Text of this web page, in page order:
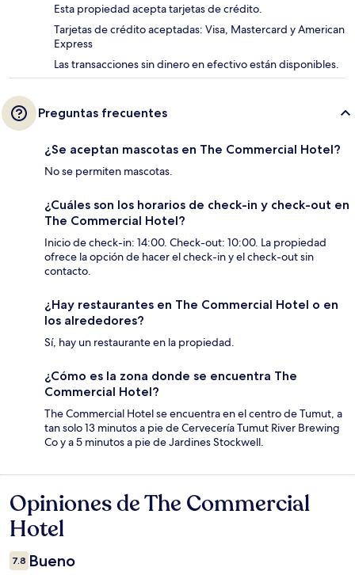
Esta propiedad acepta tarjetas de crédito.
Tarjetas de crédito aceptadas: Visa, Mastercard y American
Express
Las transacciones sin dinero en efectivo están disponibles.
Preguntas frecuentes
¿Se aceptan mascotas en The Commercial Hotel?
No se permiten mascotas.
¿Cuáles son los horarios de check-in y check-out en
The Commercial Hotel?
Inicio de check-in: 14:00. Check-out: 10:00. La propiedad
ofrece la opción de hacer el check-in y el check-out sin
contacto.
¿Hay restaurantes en The Commercial Hotel o en
los alrededores?
Sí, hay un restaurante en la propiedad.
¿Cómo es la zona donde se encuentra The
Commercial Hotel?
The Commercial Hotel se encuentra en el centro de Tumut, a
tan solo 13 minutos a pie de Cervecería Tumut River Brewing
Co y a 5 minutos a pie de Jardines Stockwell.
Opiniones
Opiniones de The Commercial
Hotel
7.8 Bueno